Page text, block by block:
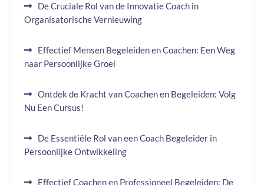
De Cruciale Rol van de Innovatie Coach in
Organisatorische Vernieuwing
Effectief Mensen Begeleiden en Coachen: Een Weg
naar Persoonlijke Groei
Ontdek de Kracht van Coachen en Begeleiden: Volg
Nu Een Cursus!
De Essentiële Rol van een Coach Begeleider in
Persoonlijke Ontwikkeling
Effectief Coachen en Professioneel Begeleiden: De